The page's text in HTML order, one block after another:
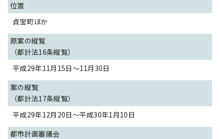
位置
貞宝町ほか
原案の縦覧
（都計法16条縦覧）
平成29年11月15日～11月30日
案の縦覧
（都計法17条縦覧）
平成29年12月20日～平成30年1月10日
都市計画審議会